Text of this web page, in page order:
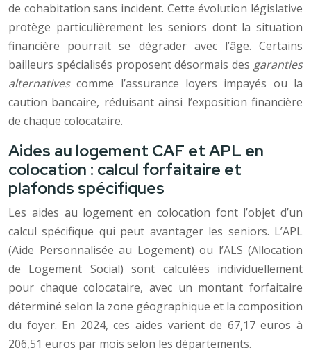
de cohabitation sans incident. Cette évolution législative
protège particulièrement les seniors dont la situation
financière pourrait se dégrader avec l’âge. Certains
bailleurs spécialisés proposent désormais des garanties
alternativescomme l’assurance loyers impayés ou la
caution bancaire, réduisant ainsi l’exposition financière
de chaque colocataire.
Aides au logement CAF et APL en
colocation : calcul forfaitaire et
plafonds spécifiques
Les aides au logement en colocation font l’objet d’un
calcul spécifique qui peut avantager les seniors. L’APL
(Aide Personnalisée au Logement) ou l’ALS (Allocation
de Logement Social) sont calculées individuellement
pour chaque colocataire, avec un montant forfaitaire
déterminé selon la zone géographique et la composition
du foyer. En 2024, ces aides varient de 67,17 euros à
206,51 euros par mois selon les départements.